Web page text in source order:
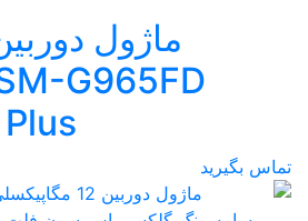
ماژول
G965FD
تماس بگیرید